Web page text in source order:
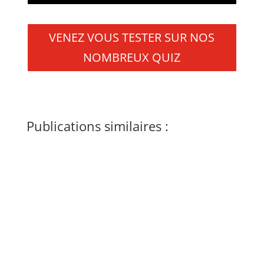
VENEZ VOUS TESTER SUR NOS
NOMBREUX QUIZ
Publications similaires :